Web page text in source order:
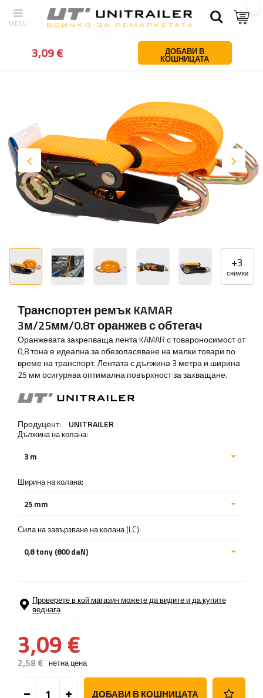
обратно У дома Обезопасяване на товара Транспортни ленти
+3
снимки
Транспортен ремък KAMAR
3м/25мм/0.8т оранжев с обтегач
Оранжевата закрепваща лента KAMAR с товароносимост от
0,8 тона е идеална за обезопасяване на малки товари по
време на транспорт. Лентата с дължина 3 метра и ширина
25 мм осигурява оптимална повърхност за захващане.
Продуцент: UNITRAILER
Дължина на колана:
3 m
Ширина на колана:
25 mm
Сила на завързване на колана (LC):
0,8 tony (800 daN)
Проверете в кой магазин можете да видите и да купите
веднага
3,09 €
2,58 € нетна цена
ДОБАВИ В КОШНИЦАТА
3,09 € ДОБАВИ В
КОШНИЦАТА